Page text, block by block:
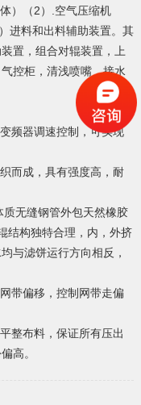
）（2）.空气压缩机
进料和出料辅助装置。其
置，组合对辊装置，上
控柜，清浅喷嘴，接水
器调速控制，可实现
成，具有强度高，耐
无缝钢管外包天然橡胶
结构独特合理，内，外挤
与滤饼运行方向相反，
偏移，控制网带走偏
布料，保证所有压出
高。